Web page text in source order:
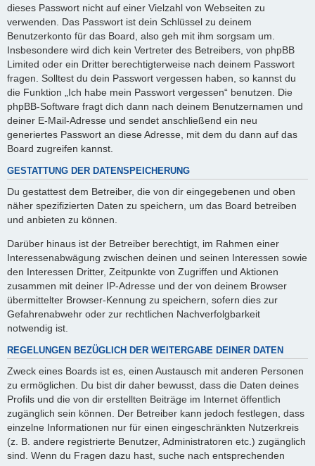
dieses Passwort nicht auf einer Vielzahl von Webseiten zu
verwenden. Das Passwort ist dein Schlüssel zu deinem
Benutzerkonto für das Board, also geh mit ihm sorgsam um.
Insbesondere wird dich kein Vertreter des Betreibers, von phpBB
Limited oder ein Dritter berechtigterweise nach deinem Passwort
fragen. Solltest du dein Passwort vergessen haben, so kannst du
die Funktion „Ich habe mein Passwort vergessen“ benutzen. Die
phpBB-Software fragt dich dann nach deinem Benutzernamen und
deiner E-Mail-Adresse und sendet anschließend ein neu
generiertes Passwort an diese Adresse, mit dem du dann auf das
Board zugreifen kannst.
GESTATTUNG DER DATENSPEICHERUNG
Du gestattest dem Betreiber, die von dir eingegebenen und oben
näher spezifizierten Daten zu speichern, um das Board betreiben
und anbieten zu können.
Darüber hinaus ist der Betreiber berechtigt, im Rahmen einer
Interessenabwägung zwischen deinen und seinen Interessen sowie
den Interessen Dritter, Zeitpunkte von Zugriffen und Aktionen
zusammen mit deiner IP-Adresse und der von deinem Browser
übermittelter Browser-Kennung zu speichern, sofern dies zur
Gefahrenabwehr oder zur rechtlichen Nachverfolgbarkeit
notwendig ist.
REGELUNGEN BEZÜGLICH DER WEITERGABE DEINER DATEN
Zweck eines Boards ist es, einen Austausch mit anderen Personen
zu ermöglichen. Du bist dir daher bewusst, dass die Daten deines
Profils und die von dir erstellten Beiträge im Internet öffentlich
zugänglich sein können. Der Betreiber kann jedoch festlegen, dass
einzelne Informationen nur für einen eingeschränkten Nutzerkreis
(z. B. andere registrierte Benutzer, Administratoren etc.) zugänglich
sind. Wenn du Fragen dazu hast, suche nach entsprechenden